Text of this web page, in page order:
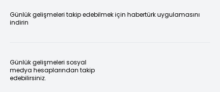
Günlük gelişmeleri takip edebilmek için habertürk uygulamasını
indirin
Günlük gelişmeleri sosyal
medya hesaplarından takip
edebilirsiniz.